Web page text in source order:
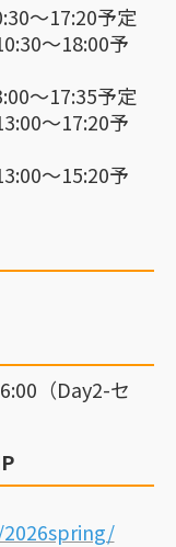
～17:20予定
～18:00予
～17:35予定
～17:20予
～15:20予
（Day2-セ